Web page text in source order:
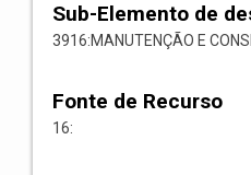
Sub-Elemento de
3916:MANUTENÇÃO E
Fonte de Recurso
16: